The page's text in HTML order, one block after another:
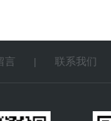
言 | 联系我们